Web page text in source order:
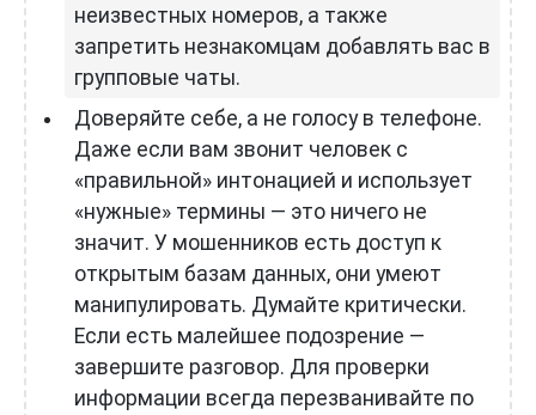
неизвестных номеров, а также
запретить незнакомцам добавлять вас в
групповые чаты.
Доверяйте себе, а не голосу в телефоне.
Даже если вам звонит человек с
«правильной» интонацией и использует
«нужные» термины — это ничего не
значит. У мошенников есть доступ к
открытым базам данных, они умеют
манипулировать. Думайте критически.
Если есть малейшее подозрение —
завершите разговор. Для проверки
информации всегда перезванивайте по